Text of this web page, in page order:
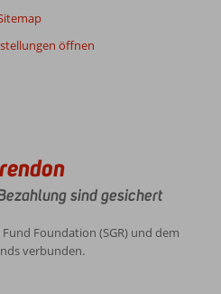
öffnen
sind gesichert
Foundation (SGR) und dem
verbunden.